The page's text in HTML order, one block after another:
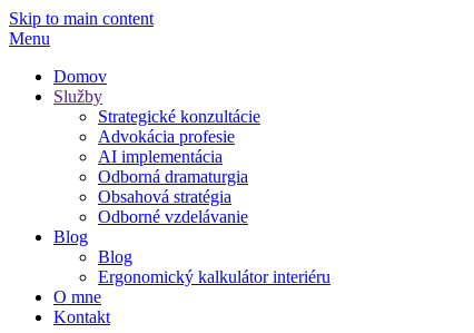
Skip to main content
Menu
Domov
Služby
Strategické konzultácie
Advokácia profesie
AI implementácia
Odborná dramaturgia
Obsahová stratégia
Odborné vzdelávanie
Blog
Blog
Ergonomický kalkulátor interiéru
O mne
Kontakt